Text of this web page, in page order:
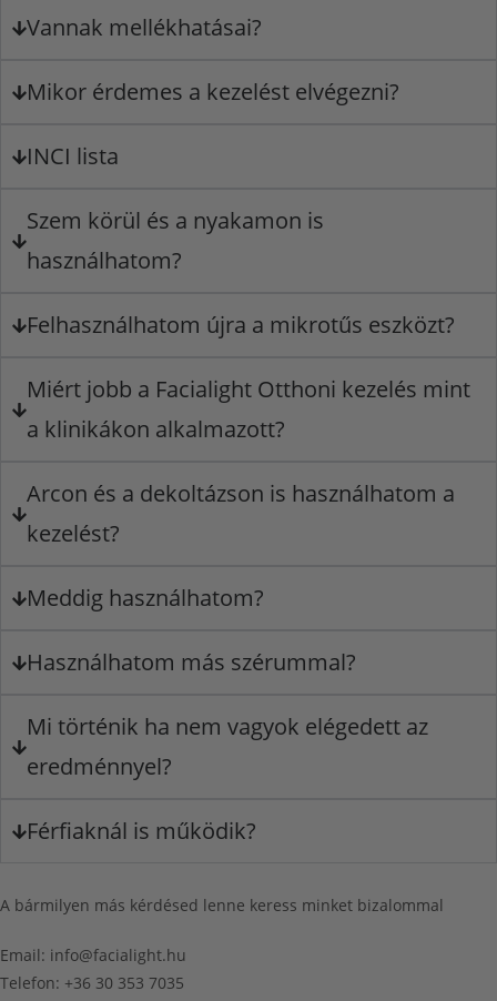
Vannak mellékhatásai?
Mikor érdemes a kezelést elvégezni?
INCI lista
Szem körül és a nyakamon is
használhatom?
Felhasználhatom újra a mikrotűs eszközt?
Miért jobb a Facialight Otthoni kezelés mint
a klinikákon alkalmazott?
Arcon és a dekoltázson is használhatom a
kezelést?
Meddig használhatom?
Használhatom más szérummal?
Mi történik ha nem vagyok elégedett az
eredménnyel?
Férfiaknál is működik?
A bármilyen más kérdésed lenne keress minket bizalommal
Email: info@facialight.hu
Telefon: +36 30 353 7035